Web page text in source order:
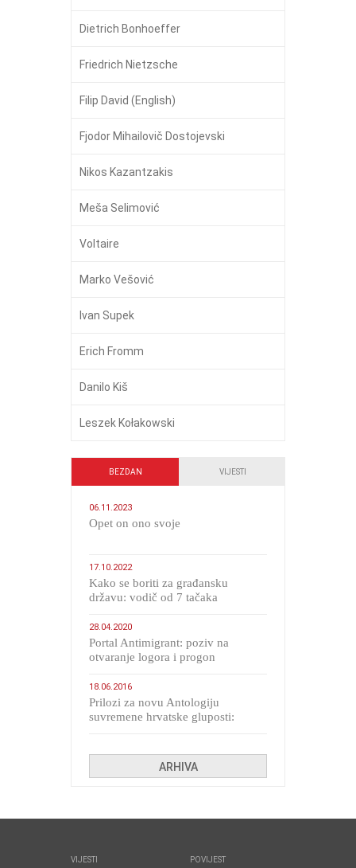
Dietrich Bonhoeffer
Friedrich Nietzsche
Filip David (English)
Fjodor Mihailovič Dostojevski
Nikos Kazantzakis
Meša Selimović
Voltaire
Marko Vešović
Ivan Supek
Erich Fromm
Danilo Kiš
Leszek Kołakowski
BEZDAN VIJESTI
06.11.2023
​Opet on ono svoje
17.10.2022
Kako se boriti za građansku
državu: vodič od 7 tačaka
28.04.2020
Portal Antimigrant: poziv na
otvaranje logora i progon
18.06.2016
Prilozi za novu Antologiju
suvremene hrvatske gluposti:
ARHIVA
VIJESTI POVIJEST